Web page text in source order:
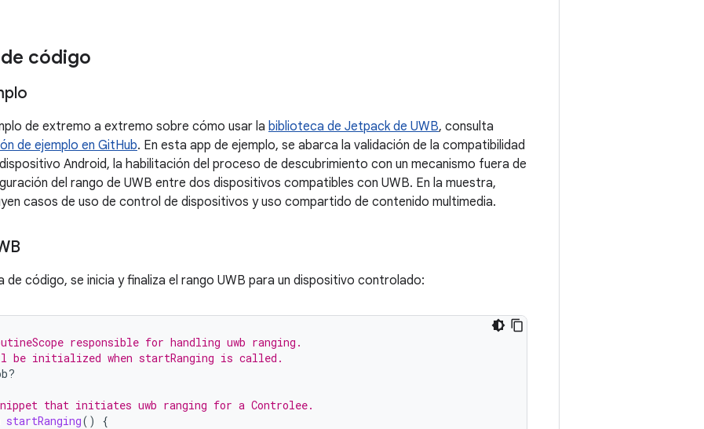
código
de extremo a extremo sobre cómo usar la biblioteca de Jetpack de UWB, consulta
de ejemplo en GitHub. En esta app de ejemplo, se abarca la validación de la compatibilidad
Android, la habilitación del proceso de descubrimiento con un mecanismo fuera de
del rango de UWB entre dos dispositivos compatibles con UWB. En la muestra,
casos de uso de control de dispositivos y uso compartido de contenido multimedia.
de código, se inicia y finaliza el rango UWB para un dispositivo controlado:
responsible for handling uwb ranging.
initialized when startRanging is called.
that initiates uwb ranging for a Controlee.
startRanging() {